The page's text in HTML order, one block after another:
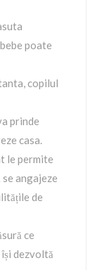
poate
copilul
prinde
casa.
le permite
se angajeze
de
ce
dezvoltă